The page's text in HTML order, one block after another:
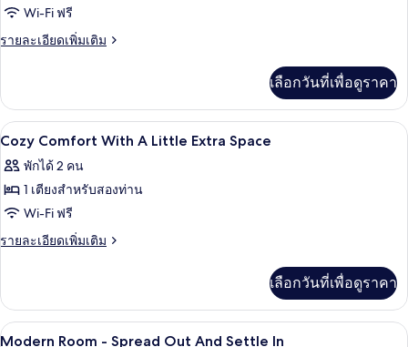
เตียง
(No
ของ
Compact
Windowless
Room
Wi-Fi ฟรี
รายละเอียดเพิ่มเติม
ราย
เกี่ยว
กับ
Compact
Comfy
Windowless
เลือกวันที่เพื่อดูราคา
เปิด
ภาพถ่าย
ทั้งหมด
ของ
Cozy
A
Little
Extra
39
Cozy Comfort With A Little Extra Space
พักได้ 2 คน
1 เตียงสำหรับสองท่าน
Wi-Fi ฟรี
รายละเอียดเพิ่มเติม
ราย
เกี่ยว
กับ
Cozy
เลือกวันที่เพื่อดูราคา
เปิด
11
Modern Room - Spread Out And Settle In